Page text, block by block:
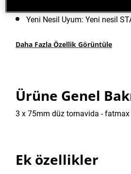
Yeni Nesil Uyum: Yeni nesil
Daha Fazla Özellik Görüntüle
Ürüne Genel
3 x 75mm düz tornavida - fatmax
Ek özellikler